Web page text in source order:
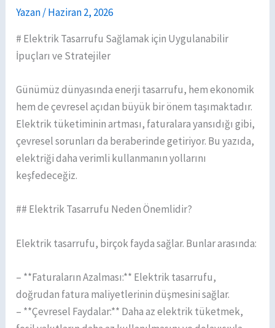
Yazan/Haziran 2, 2026
# Elektrik Tasarrufu Sağlamak için Uygulanabilir
İpuçları ve Stratejiler
Günümüz dünyasında enerji tasarrufu, hem ekonomik
hem de çevresel açıdan büyük bir önem taşımaktadır.
Elektrik tüketiminin artması, faturalara yansıdığı gibi,
çevresel sorunları da beraberinde getiriyor. Bu yazıda,
elektriği daha verimli kullanmanın yollarını
keşfedeceğiz.
## Elektrik Tasarrufu Neden Önemlidir?
Elektrik tasarrufu, birçok fayda sağlar. Bunlar arasında:
– **Faturaların Azalması:** Elektrik tasarrufu,
doğrudan fatura maliyetlerinin düşmesini sağlar.
– **Çevresel Faydalar:** Daha az elektrik tüketmek,